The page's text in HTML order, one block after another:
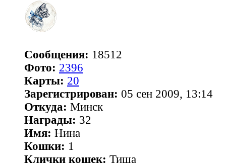
Сообщения: 18512
Фото: 2396
Карты: 20
Зарегистрирован: 05 сен 2009, 13:14
Откуда: Минск
Награды: 32
Имя: Нина
Кошки: 1
Клички кошек: Тиша